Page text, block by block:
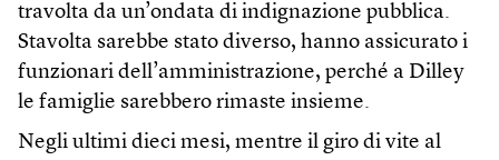
travolta da un’ondata di indignazione pubblica.
Stavolta sarebbe stato diverso, hanno assicurato i
funzionari dell’amministrazione, perché a Dilley
le famiglie sarebbero rimaste insieme.
Negli ultimi dieci mesi, mentre il giro di vite al